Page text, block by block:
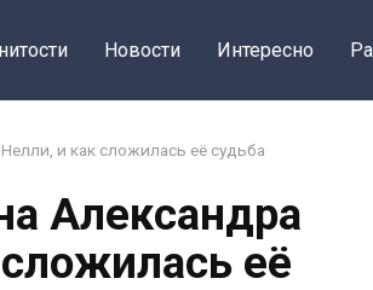
Новости Интересно
и как сложилась её судьба
Александра
её